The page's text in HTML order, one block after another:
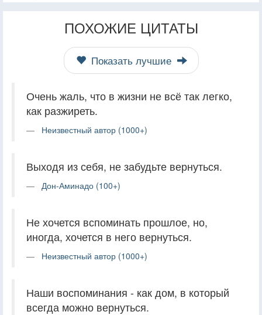
ПОХОЖИЕ ЦИТАТЫ
Показать лучшие
Очень жаль, что в жизни не всё так легко,
как разжиреть.
Неизвестный автор (1000+)
Выходя из себя, не забудьте вернуться.
Дон-Аминадо (100+)
Не хочется вспоминать прошлое, но,
иногда, хочется в него вернуться.
Неизвестный автор (1000+)
Наши воспоминания - как дом, в который
всегда можно вернуться.